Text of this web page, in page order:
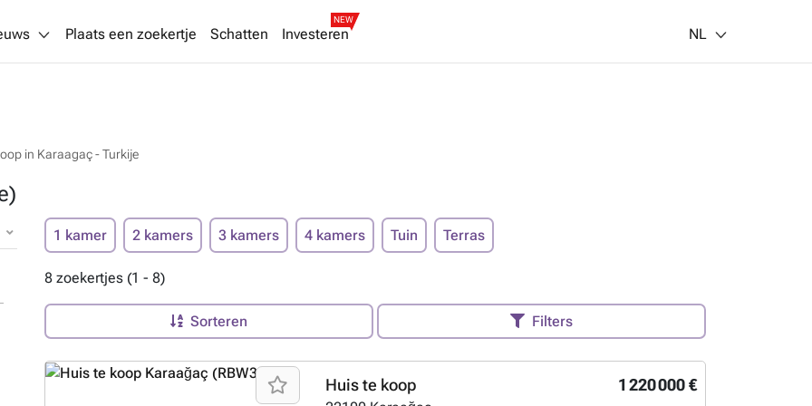
Plaats een zoekertje Schatten Investeren
NEW
NL
in Karaagaç - Turkije
1 kamer 2 kamers 3 kamers 4 kamers Tuin Terras
8 zoekertjes (1 - 8)
Sorteren Filters
1 220 000 €
Huis te koop